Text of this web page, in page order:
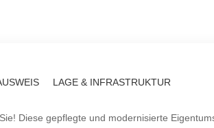
LAGE & INFRASTRUKTUR
Diese gepflegte und modernisierte